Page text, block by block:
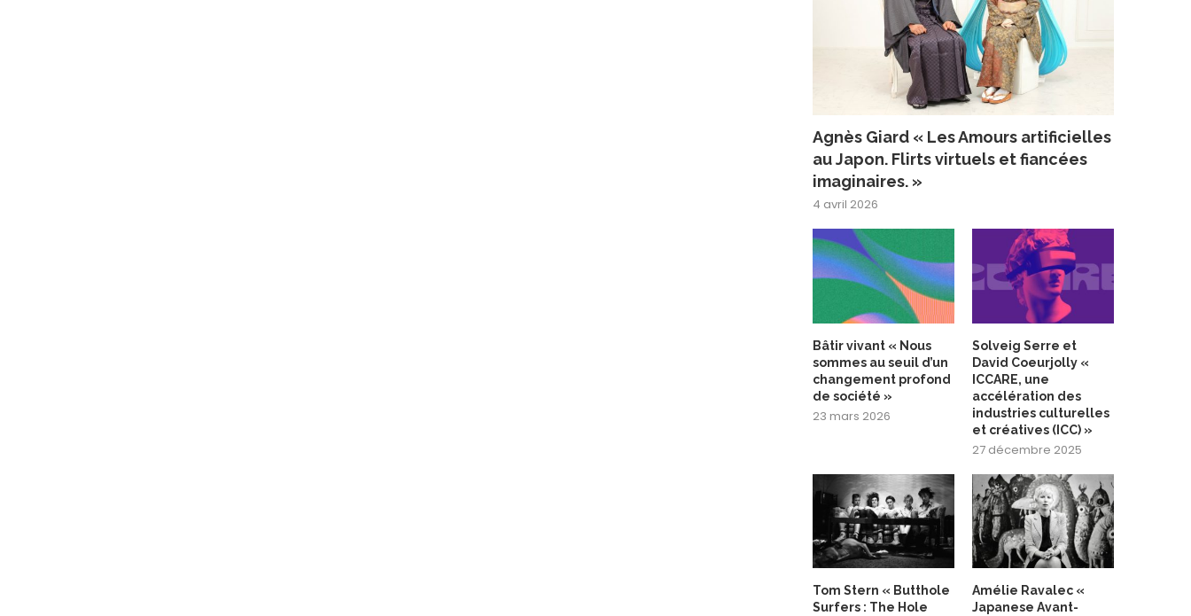
Agnès Giard « Les Amours artificielles
au Japon. Flirts virtuels et fiancées
imaginaires. »
4 avril 2026
Bâtir vivant « Nous
sommes au seuil d’un
changement profond
de société »
23 mars 2026
Solveig Serre et
David Coeurjolly «
ICCARE, une
accélération des
industries culturelles
et créatives (ICC) »
27 décembre 2025
Tom Stern « Butthole
Surfers : The Hole
Amélie Ravalec «
Japanese Avant-